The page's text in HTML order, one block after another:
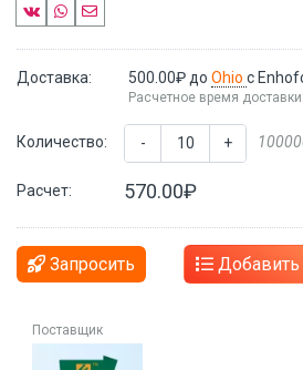
Доставка: 500.00₽ до Ohio с
Расчетное время
Количество: - +
Расчет: 570.00₽
Запросить Добавить
Поставщик